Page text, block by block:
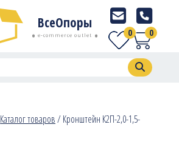
ВсеОпоры
e-commerce outlet 0
0
Каталог товаров/Кронштейн К2П-2,0-1,5-